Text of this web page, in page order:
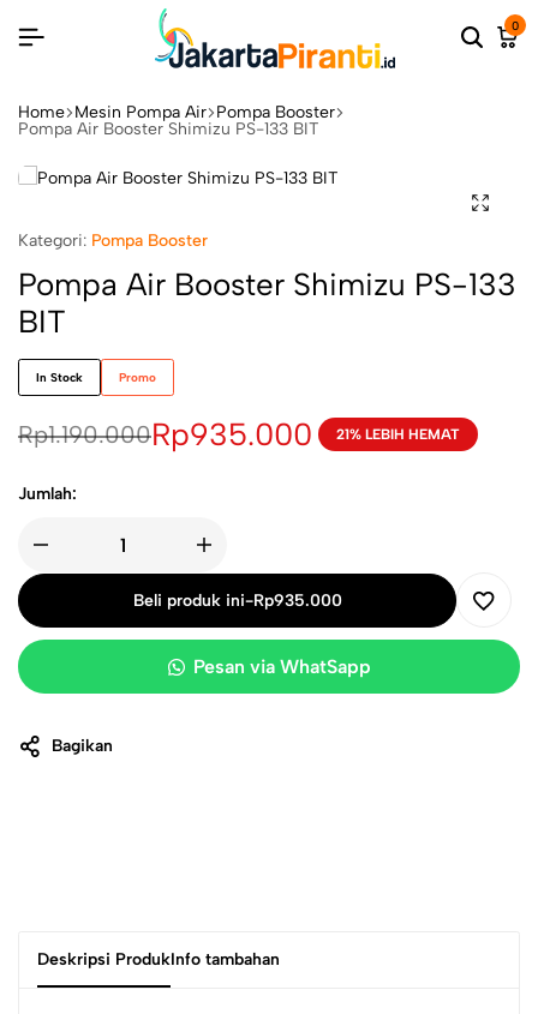
0
Home Mesin Pompa Air Pompa Booster
Pompa Air Booster Shimizu PS-133 BIT
Kategori: Pompa Booster
Pompa Air Booster Shimizu PS-133
BIT
In Stock Promo
Rp1.190.000Rp935.000 21% LEBIH HEMAT
Jumlah:
Beli produk ini-Rp935.000
Pesan via WhatSapp
Bagikan
Deskripsi ProdukInfo tambahan